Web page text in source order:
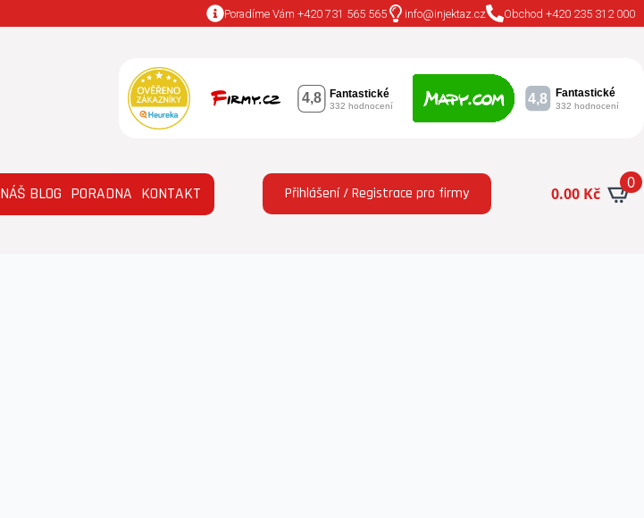
Poradíme Vám +420 731 565 565 info@injektaz.cz Obchod +420 235 312 000
NÁŠ BLOG PORADNA KONTAKT Přihlášení / Registrace pro firmy 0.00 Kč
0